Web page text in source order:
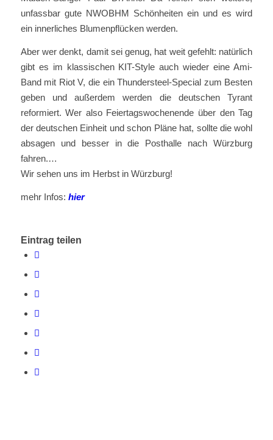
unfassbar gute NWOBHM Schönheiten ein und es wird
ein innerliches Blumenpflücken werden.
Aber wer denkt, damit sei genug, hat weit gefehlt: natürlich
gibt es im klassischen KIT-Style auch wieder eine Ami-
Band mit Riot V, die ein Thundersteel-Special zum Besten
geben und außerdem werden die deutschen Tyrant
reformiert. Wer also Feiertagswochenende über den Tag
der deutschen Einheit und schon Pläne hat, sollte die wohl
absagen und besser in die Posthalle nach Würzburg
fahren.…
Wir sehen uns im Herbst in Würzburg!
mehr Infos: hier
Eintrag teilen